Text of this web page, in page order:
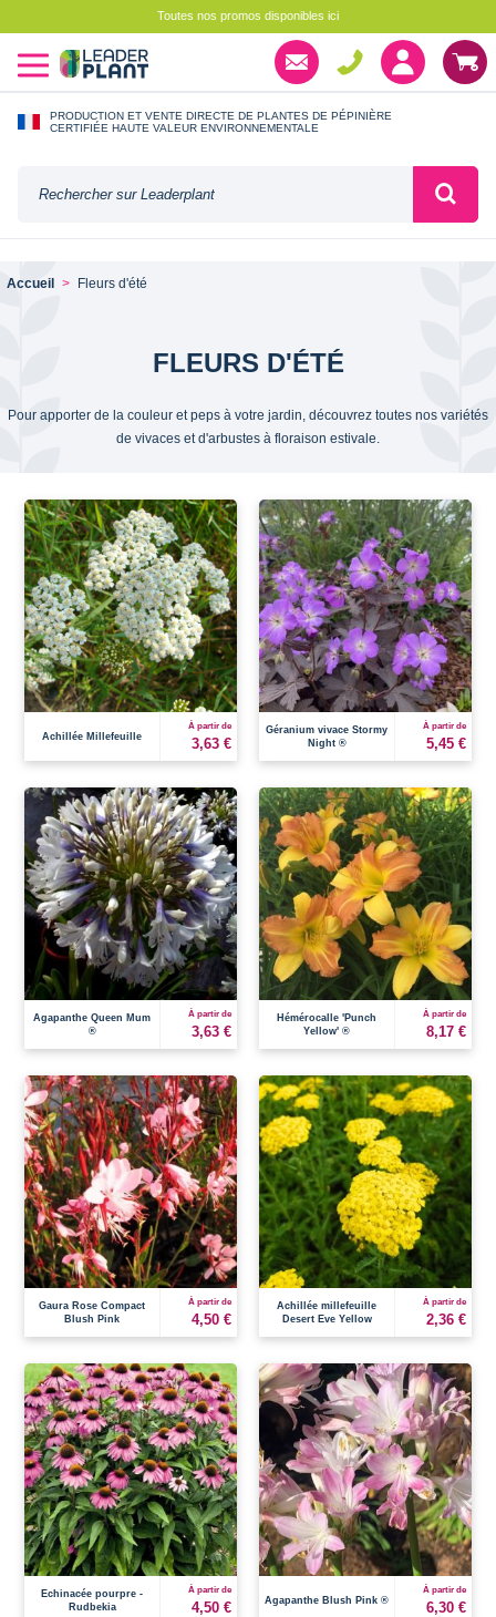
Toutes nos promos disponibles ici
PRODUCTION ET VENTE DIRECTE DE PLANTES DE PÉPINIÈRE
CERTIFIÉE HAUTE VALEUR ENVIRONNEMENTALE
Accueil Fleurs d'été
FLEURS D'ÉTÉ
Pour apporter de la couleur et peps à votre jardin, découvrez toutes nos variétés
de vivaces et d'arbustes à floraison estivale.
Achillée Millefeuille
À partir de
3,63 €
Géranium vivace Stormy
Night ®
À partir de
5,45 €
Agapanthe Queen Mum
®
À partir de
3,63 €
Hémérocalle 'Punch
Yellow' ®
À partir de
8,17 €
Gaura Rose Compact
Blush Pink
À partir de
4,50 €
Achillée millefeuille
Desert Eve Yellow
À partir de
2,36 €
Echinacée pourpre -
Rudbekia
À partir de
4,50 € Agapanthe Blush Pink ®
À partir de
6,30 €